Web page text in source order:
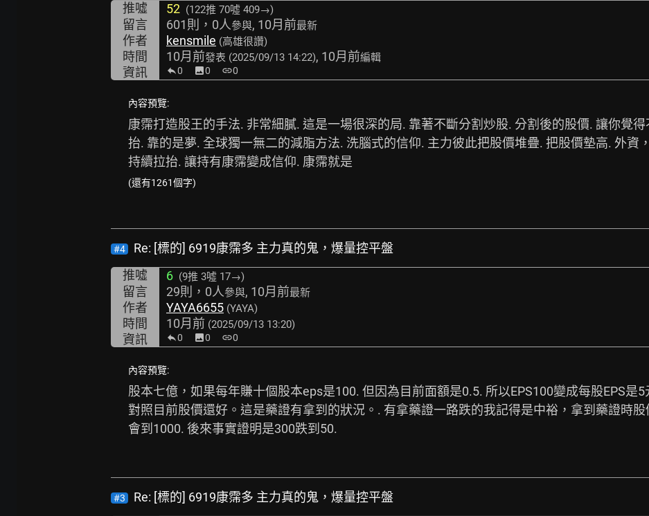
推噓
52 (122推 70噓 409→)
留言 601則，0人參與, 10月前最新
作者 kensmile (高雄很讚)
時間 10月前發表 (2025/09/13 14:22), 10月前編輯
資訊 0 image0 link0
內容預覽:
康霈打造股王的手法. 非常細膩. 這是一場很深的局. 靠著不斷分割炒股. 分割後的股價. 讓你覺
抬. 靠的是夢. 全球獨一無二的減脂方法. 洗腦式的信仰. 主力彼此把股價堆疊. 把股價墊高. 外資
持續拉抬. 讓持有康霈變成信仰. 康霈就是
(還有1261個字)
#4
Re: [標的] 6919康霈多 主力真的鬼，爆量控平盤
推噓
6 (9推 3噓 17→)
留言 29則，0人參與, 10月前最新
作者 YAYA6655 (YAYA)
時間 10月前 (2025/09/13 13:20)
資訊 0 image0 link0
內容預覽:
股本七億，如果每年賺十個股本eps是100. 但因為目前面額是0.5. 所以EPS100變成每股EPS是
對照目前股價還好。這是藥證有拿到的狀況。. 有拿藥證一路跌的我記得是中裕，拿到藥證時
會到1000. 後來事實證明是300跌到50.
#3
Re: [標的] 6919康霈多 主力真的鬼，爆量控平盤